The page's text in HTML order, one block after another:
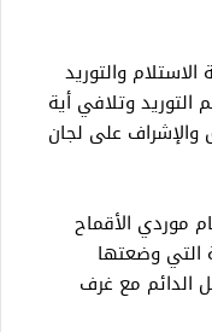
والتوريد
وتلافي أية
والإشراف على لجان
موردي الأقماح
التي وضعتها
الدائم مع غرف